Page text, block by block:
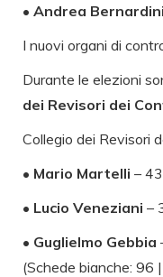
• Andrea Bernardini
I nuovi organi di
Durante le elezioni
dei Revisori dei
Collegio dei Revisori
• Mario Martelli –
• Lucio Veneziani –
• Guglielmo Gebbia
(Schede bianche: 96